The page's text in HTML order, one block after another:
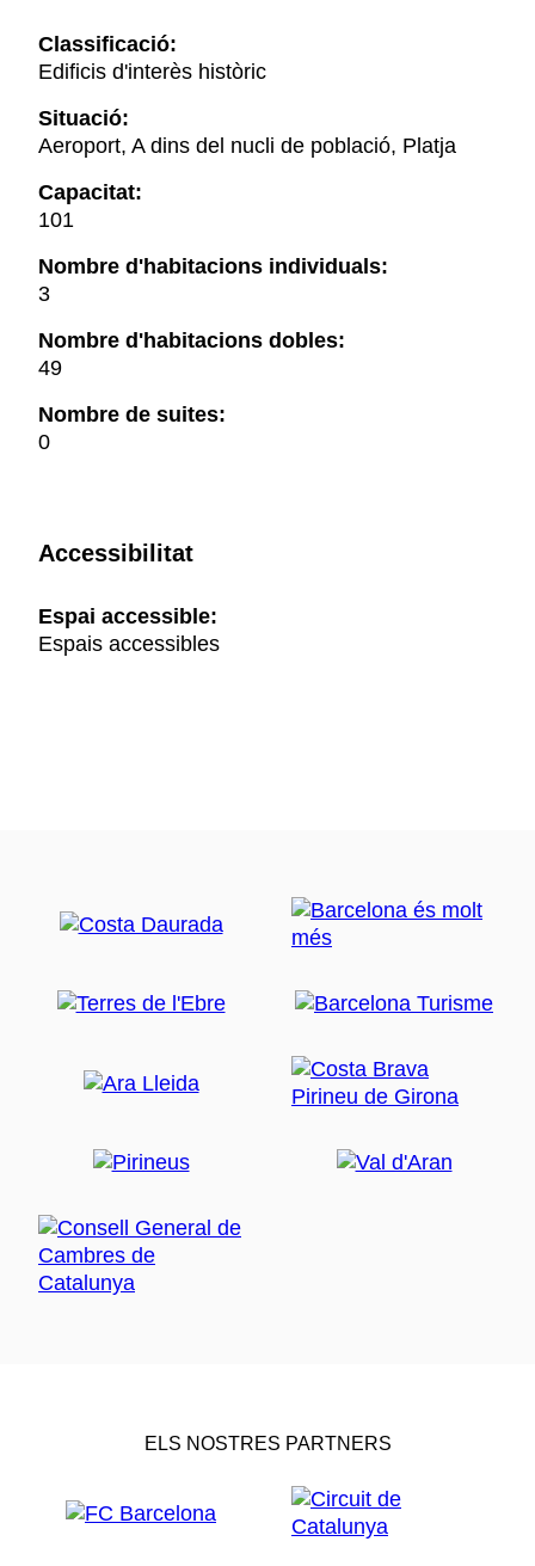
Classificació:
Edificis d'interès històric
Situació:
Aeroport, A dins del nucli de població, Platja
Capacitat:
101
Nombre d'habitacions individuals:
3
Nombre d'habitacions dobles:
49
Nombre de suites:
0
Accessibilitat
Espai accessible:
Espais accessibles
ELS NOSTRES PARTNERS